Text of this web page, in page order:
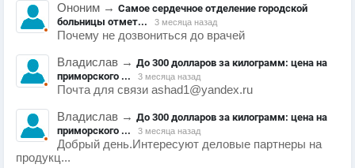
Ононим → Самое сердечное отделение городской
больницы отмет...
3 месяца назад
Почему не дозвониться до врачей
Владислав → До 300 долларов за килограмм: цена на
приморского ...
3 месяца назад
Почта для связи ashad1@yandex.ru
Владислав → До 300 долларов за килограмм: цена на
приморского ...
3 месяца назад
Добрый день.Интересуют деловые партнеры на
продукц...